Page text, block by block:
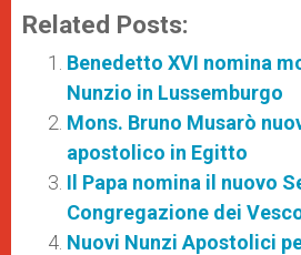
Related Posts:
Benedetto XVI nomina
Nunzio in Lussemburgo
Mons. Bruno Musarò
apostolico in Egitto
Il Papa nomina il nuovo
Congregazione dei
Nuovi Nunzi Apostolici